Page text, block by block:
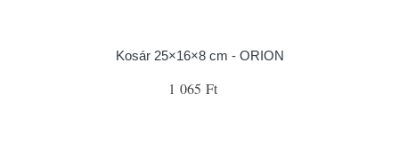
Kosár 25×16×8 cm - ORION
1 065 Ft